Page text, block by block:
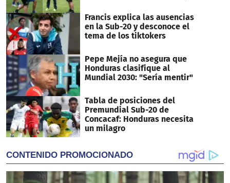
Francis explica las ausencias
en la Sub-20 y desconoce el
tema de los tiktokers
Pepe Mejía no asegura que
Honduras clasifique al
Mundial 2030: "Sería mentir"
Tabla de posiciones del
Premundial Sub-20 de
Concacaf: Honduras necesita
un milagro